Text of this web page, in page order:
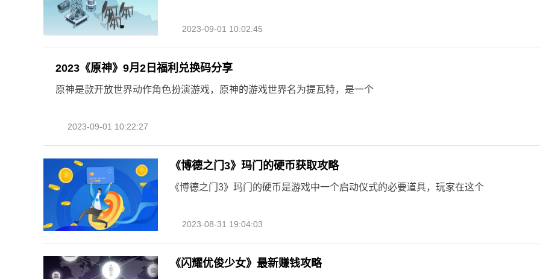
2023-09-01 10:02:45
2023《原神》9月2日福利兑换码分享
原神是款开放世界动作角色扮演游戏，原神的游戏世界名为提瓦特，是一个
2023-09-01 10:22:27
《博德之门3》玛门的硬币获取攻略
《博德之门3》玛门的硬币是游戏中一个启动仪式的必要道具，玩家在这个
2023-08-31 19:04:03
《闪耀优俊少女》最新赚钱攻略